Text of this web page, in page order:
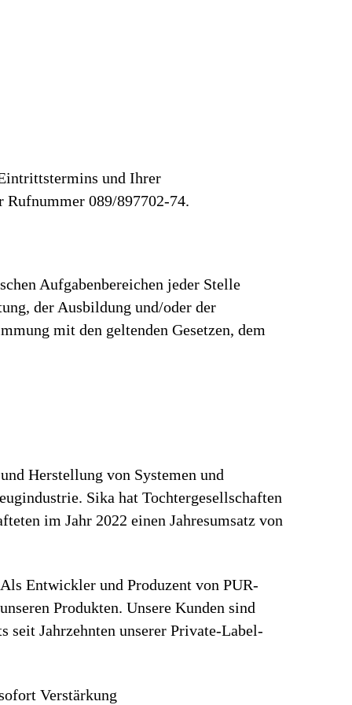
und Ihrer
Rufnummer 089/897702-74.
Aufgabenbereichen jeder Stelle
der Ausbildung und/oder der
mit den geltenden Gesetzen, dem
Herstellung von Systemen und
Sika hat Tochtergesellschaften
im Jahr 2022 einen Jahresumsatz von
Entwickler und Produzent von PUR-
Produkten. Unsere Kunden sind
seit Jahrzehnten unserer Private-Label-
Verstärkung